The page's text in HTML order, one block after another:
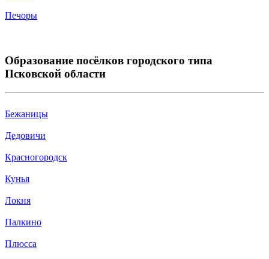
Печоры
Образование посёлков городского типа
Псковской области
Бежаницы
Дедовичи
Красногородск
Кунья
Локня
Палкино
Плюсса